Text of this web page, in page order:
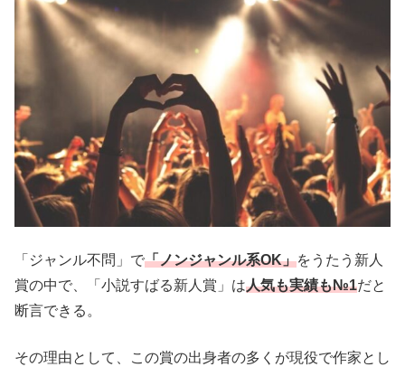
「ジャンル不問」で「ノンジャンル系OK」をうたう新人
賞の中で、「小説すばる新人賞」は人気も実績も№1だと
断言できる。
その理由として、この賞の出身者の多くが現役で作家とし